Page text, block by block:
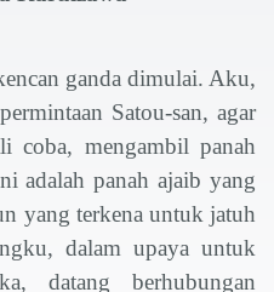
ganda dimulai. Aku,
Satou-san, agar
coba, mengambil panah
adalah panah ajaib yang
yang terkena untuk jatuh
dalam upaya untuk
datang berhubungan